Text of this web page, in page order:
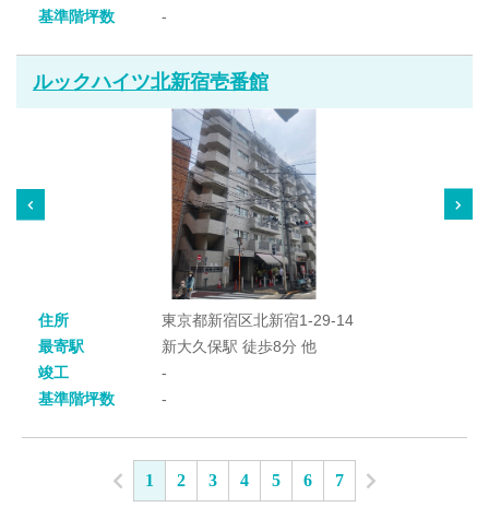
基準階坪数
-
ルックハイツ北新宿壱番館
住所
東京都新宿区北新宿1-29-14
最寄駅
新大久保駅 徒歩8分 他
竣工
-
基準階坪数
-
1 2 3 4 5 6 7